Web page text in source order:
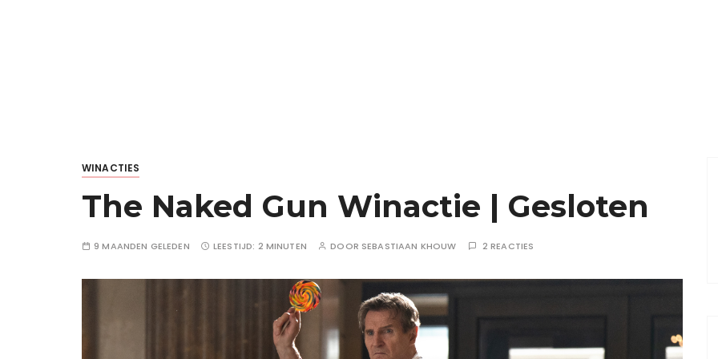
WINACTIES
The Naked Gun Winactie | Gesloten
9 MAANDEN GELEDEN LEESTIJD: 2 MINUTEN DOOR SEBASTIAAN KHOUW 2 REACTIES